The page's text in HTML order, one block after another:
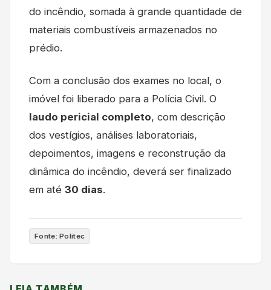
do incêndio, somada à grande quantidade de
materiais combustíveis armazenados no
prédio.
Com a conclusão dos exames no local, o
imóvel foi liberado para a Polícia Civil. O
laudo pericial completo, com descrição
dos vestígios, análises laboratoriais,
depoimentos, imagens e reconstrução da
dinâmica do incêndio, deverá ser finalizado
em até 30 dias.
Fonte: Politec